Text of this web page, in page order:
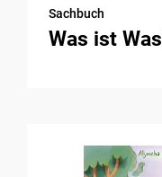
Sachbuch
Was ist